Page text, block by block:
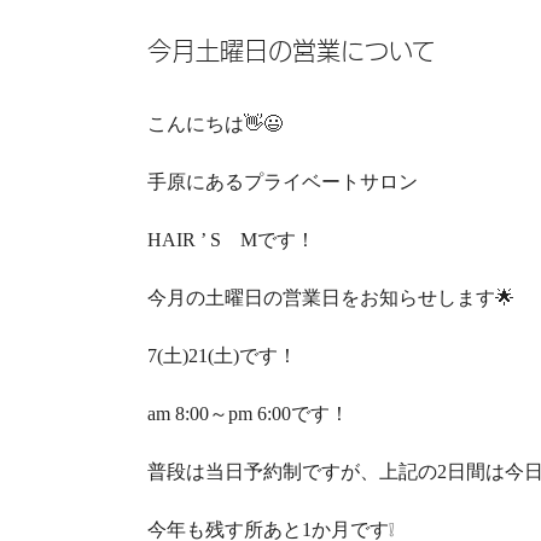
今月土曜日の営業について
こんにちは👋😃
手原にあるプライベートサロン
HAIR ’ S Mです！
今月の土曜日の営業日をお知らせします🌟
7(土)21(土)です！
am 8:00～pm 6:00です！
普段は当日予約制ですが、上記の2日間は今
今年も残す所あと1か月です❕